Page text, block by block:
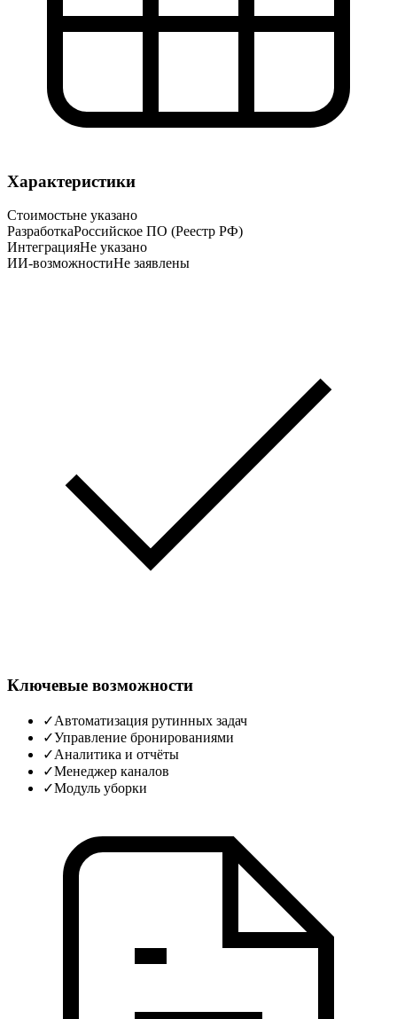
Характеристики
Стоимостьне указано
РазработкаРоссийское ПО (Реестр РФ)
ИнтеграцияНе указано
ИИ-возможностиНе заявлены
Ключевые возможности
✓Автоматизация рутинных задач
✓Управление бронированиями
✓Аналитика и отчёты
✓Менеджер каналов
✓Модуль уборки